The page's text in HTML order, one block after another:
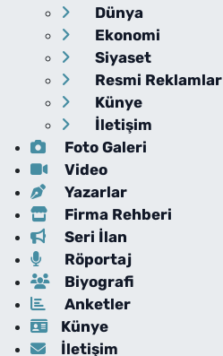
Dünya
Ekonomi
Siyaset
Resmi Reklamlar
Künye
İletişim
Foto Galeri
Video
Yazarlar
Firma Rehberi
Seri İlan
Röportaj
Biyografi
Anketler
Künye
İletişim